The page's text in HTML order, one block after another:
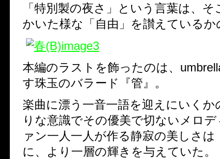
「特別製の夜さ」という言葉は、 そ
かいた様な「自由」を讃えている
本編のラストを飾ったのは、
す珠玉のバラード『管』。
楽曲に漂う一音一語を迎えにいくか
りな意識でその優美で切ないメロ
ァン一人一人が作る静寂の美しさは
に、より一層の輝きを与えていた。